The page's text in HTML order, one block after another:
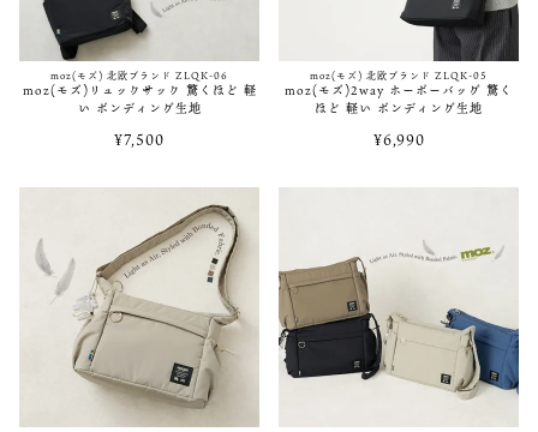
2024/9/10
【新登場】moz(モズ)ZZEIシリーズ コンパクトなミニリュック
2024/6/21
【WEB限定】moz(モズ)人気No.1 アイテムがリニューアルして新登場
2024/5/16
【WEB限定】moz(モズ)大人な雰囲気の多機能ショルダーバッグ新登場
2023/1/18
【期間限定】moz(モズ)WEB限定のmoz商品がポイント20％還元
2022/4/4
moz(モズ) ビジネスピッタリのzzbk-01先行予約開始！
moz(モズ) 北欧ブランド ZLQK-06
moz(モズ)リュックサック 驚くほど 軽
い ボンディング生地
¥7,500
moz(モズ) 北欧ブランド ZLQK-05
moz(モズ)2way ホーボーバッグ 驚く
ほど 軽い ボンディング生地
¥6,990